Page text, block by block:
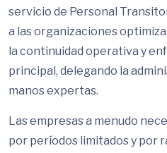
servicio de Personal
a las organizaciones
la continuidad operativa y
principal, delegando la
manos expertas.
Las empresas a menudo
por períodos limitados y por